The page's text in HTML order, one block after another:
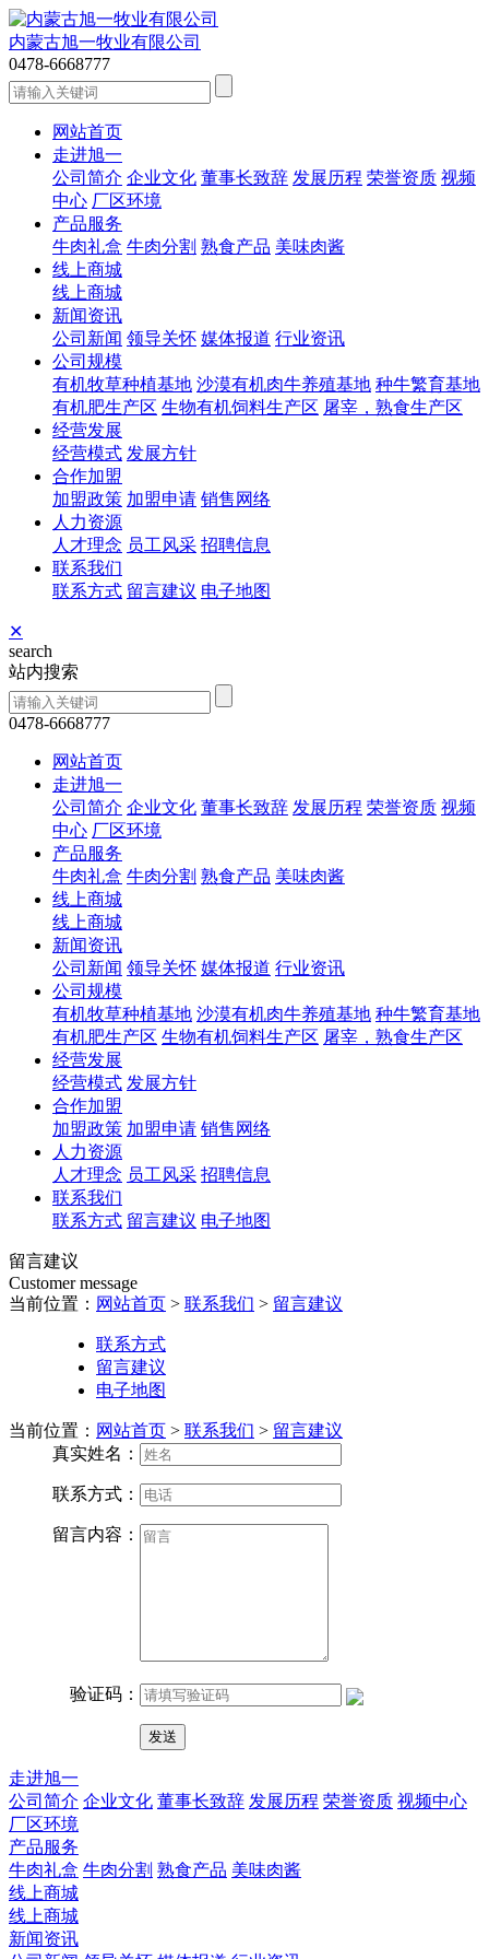
内蒙古旭一牧业有限公司
0478-6668777
网站首页
走进旭一
公司简介 企业文化 董事长致辞 发展历程 荣誉资质 视频
中心 厂区环境
产品服务
牛肉礼盒 牛肉分割 熟食产品 美味肉酱
线上商城
线上商城
新闻资讯
公司新闻 领导关怀 媒体报道 行业资讯
公司规模
有机牧草种植基地 沙漠有机肉牛养殖基地 种牛繁育基地
有机肥生产区 生物有机饲料生产区 屠宰，熟食生产区
经营发展
经营模式 发展方针
合作加盟
加盟政策 加盟申请 销售网络
人力资源
人才理念 员工风采 招聘信息
联系我们
联系方式 留言建议 电子地图
✕
search
站内搜索
0478-6668777
网站首页
走进旭一
公司简介 企业文化 董事长致辞 发展历程 荣誉资质 视频
中心 厂区环境
产品服务
牛肉礼盒 牛肉分割 熟食产品 美味肉酱
线上商城
线上商城
新闻资讯
公司新闻 领导关怀 媒体报道 行业资讯
公司规模
有机牧草种植基地 沙漠有机肉牛养殖基地 种牛繁育基地
有机肥生产区 生物有机饲料生产区 屠宰，熟食生产区
经营发展
经营模式 发展方针
合作加盟
加盟政策 加盟申请 销售网络
人力资源
人才理念 员工风采 招聘信息
联系我们
联系方式 留言建议 电子地图
留言建议
Customer message
当前位置： 网站首页 > 联系我们 > 留言建议
联系方式
留言建议
电子地图
当前位置： 网站首页 > 联系我们 > 留言建议
真实姓名：
联系方式：
留言内容：
验证码：
走进旭一
公司简介 企业文化 董事长致辞 发展历程 荣誉资质 视频中心
厂区环境
产品服务
牛肉礼盒 牛肉分割 熟食产品 美味肉酱
线上商城
线上商城
新闻资讯